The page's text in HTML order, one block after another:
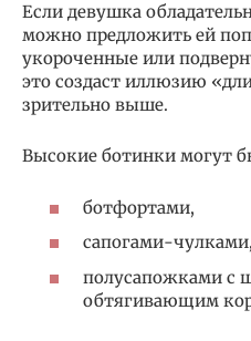
Если девушка
можно предложить ей
укороченные или
это создаст иллюзию
зрительно выше.
Высокие ботинки могут
ботфортами,
сапогами-чулками,
полусапожками с
обтягивающим